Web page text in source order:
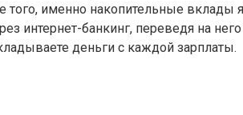
того, именно накопительные вклады
интернет-банкинг, переведя на
деньги с каждой зарплаты.